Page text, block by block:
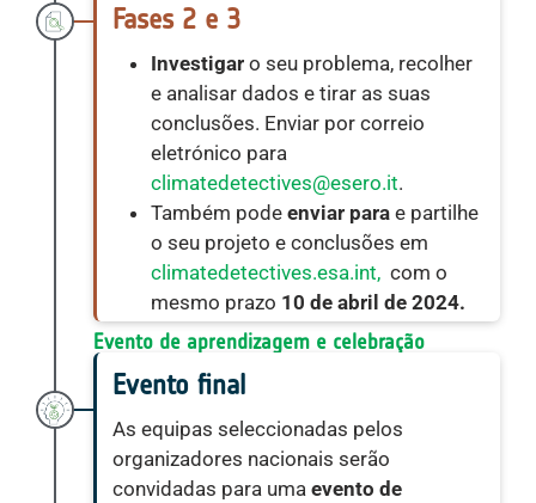
Fases 2 e 3
Investigaro seu problema, recolher
e analisar dados e tirar as suas
conclusões. Enviar por correio
eletrónico para
climatedetectives@esero.it.
Também pode enviar parae partilhe
o seu projeto e conclusões em
climatedetectives.esa.int, com o
mesmo prazo 10 de abril de 2024.
Evento de aprendizagem e celebração
Evento final
As equipas seleccionadas pelos
organizadores nacionais serão
convidadas para uma evento de